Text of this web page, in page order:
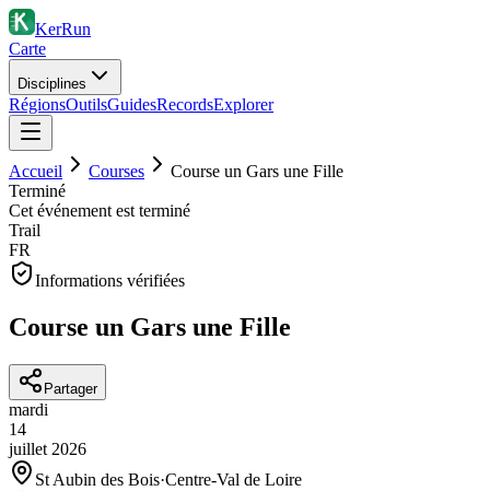
KerRun
Carte
Disciplines
RégionsOutilsGuidesRecordsExplorer
Accueil Courses
Course un Gars une Fille
Terminé
Cet événement est terminé
Trail
FR
Informations vérifiées
Course un Gars une Fille
Partager
mardi
14
juillet 2026
St Aubin des Bois·Centre-Val de Loire